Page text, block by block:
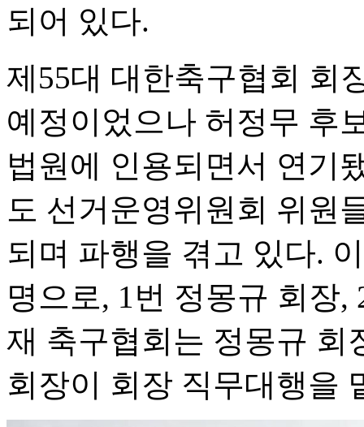
되어 있다.
제55대 대한축구협회 회
예정이었으나 허정무 후
법원에 인용되면서 연기
도 선거운영위원회 위원
되며 파행을 겪고 있다.
명으로, 1번 정몽규 회장
재 축구협회는 정몽규 회
회장이 회장 직무대행을